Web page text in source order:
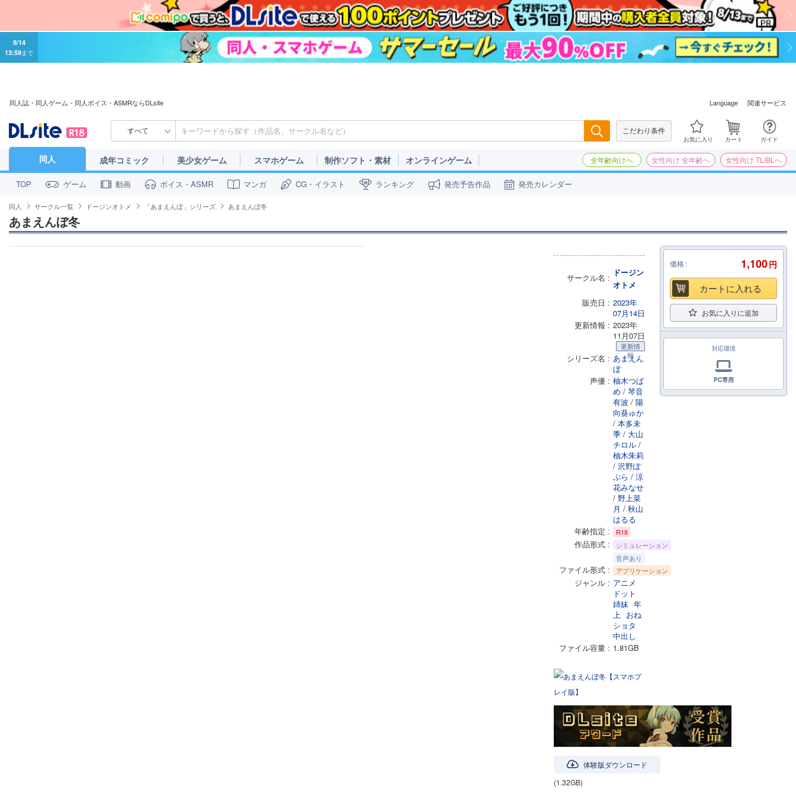
9/14
13:59まで
同人誌・同人ゲーム・同人ボイス・ASMRならDLsite Language 関連サービス
すべて こだわり条件
お気に入り カート ガイド
同人 成年コミック 美少女ゲーム スマホゲーム 制作ソフト・素材 オンラインゲーム 全年齢向けへ 女性向け 全年齢へ 女性向け TL/BLへ
TOP ゲーム 動画 ボイス・ASMR マンガ CG・イラスト ランキング 発売予告作品 発売カレンダー
同人 サークル一覧 ドージンオトメ 「あまえんぼ」シリーズ あまえんぼ冬
あまえんぼ冬
サークル名
ドージン
オトメ
販売日
2023年
07月14日
更新情報
2023年
11月07日
更新情
報
シリーズ名
あまえん
ぼ
声優
柚木つば
め / 琴音
有波 / 陽
向葵ゅか
/ 本多未
季 / 大山
チロル /
柚木朱莉
/ 沢野ぽ
ぷら / 涼
花みなせ
/ 野上菜
月 / 秋山
はるる
年齢指定
R18
作品形式
シミュレーション
音声あり
ファイル形式 アプリケーション
ジャンル
アニメ
ドット
姉妹 年
上 おね
ショタ
中出し
ファイル容量
1.81GB
体験版ダウンロード
(1.32GB)
価格 1,100円
カートに入れる
お気に入りに追加
対応環境
PC専用